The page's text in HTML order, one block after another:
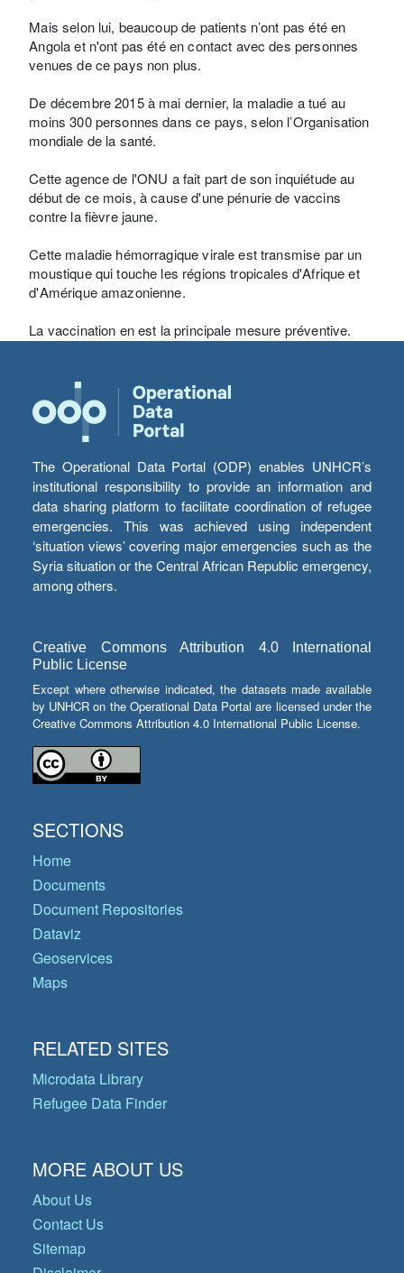
Mais selon lui, beaucoup de patients n’ont pas été en
Angola et n'ont pas été en contact avec des personnes
venues de ce pays non plus.
De décembre 2015 à mai dernier, la maladie a tué au
moins 300 personnes dans ce pays, selon l’Organisation
mondiale de la santé.
Cette agence de l'ONU a fait part de son inquiétude au
début de ce mois, à cause d'une pénurie de vaccins
contre la fièvre jaune.
Cette maladie hémorragique virale est transmise par un
moustique qui touche les régions tropicales d'Afrique et
d'Amérique amazonienne.
La vaccination en est la principale mesure préventive.
The Operational Data Portal (ODP) enables UNHCR’s
institutional responsibility to provide an information and
data sharing platform to facilitate coordination of refugee
emergencies. This was achieved using independent
‘situation views’ covering major emergencies such as the
Syria situation or the Central African Republic emergency,
among others.
Creative Commons Attribution 4.0 International
Public License
Except where otherwise indicated, the datasets made available
by UNHCR on the Operational Data Portal are licensed under the
Creative Commons Attribution 4.0 International Public License.
SECTIONS
Home
Documents
Document Repositories
Dataviz
Geoservices
Maps
RELATED SITES
Microdata Library
Refugee Data Finder
MORE ABOUT US
About Us
Contact Us
Sitemap